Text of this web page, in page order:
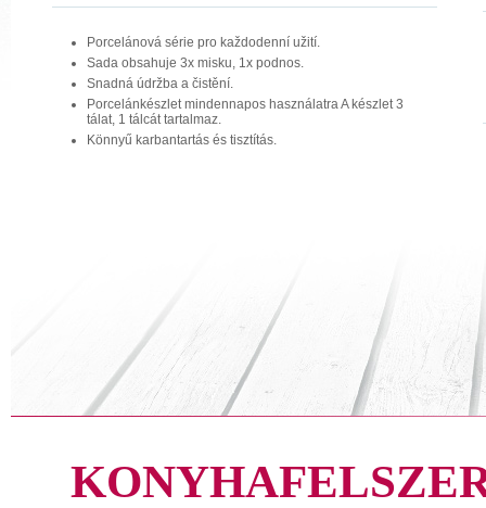
Porcelánová série pro každodenní užití.
Sada obsahuje 3x misku, 1x podnos.
Snadná údržba a čistění.
Porcelánkészlet mindennapos használatra A készlet 3
tálat, 1 tálcát tartalmaz.
Könnyű karbantartás és tisztítás.